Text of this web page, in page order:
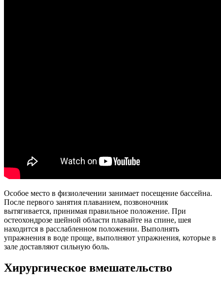
Особое место в физиолечении занимает посещение бассейна.
После первого занятия плаванием, позвоночник
вытягивается, принимая правильное положение. При
остеохондрозе шейной области плавайте на спине, шея
находится в расслабленном положении. Выполнять
упражнения в воде проще, выполняют упражнения, которые в
зале доставляют сильную боль.
Хирургическое вмешательство